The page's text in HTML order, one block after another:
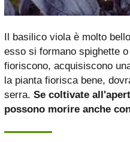
Il basilico viola è molto
esso si formano spighette
fioriscono, acquisiscono
la pianta fiorisca bene,
serra. Se coltivate
possono morire anche